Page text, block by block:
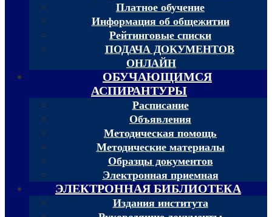
Платное обучение
Информация об общежитии
Рейтинговые списки
ПОДАЧА ДОКУМЕНТОВ
ОНЛАЙН
ОБУЧАЮЩИМСЯ
АСПИРАНТУРЫ
Расписание
Объявления
Методическая помощь
Методические материалы
Образцы документов
Электронная приемная
ЭЛЕКТРОННАЯ БИБЛИОТЕКА
Издания института